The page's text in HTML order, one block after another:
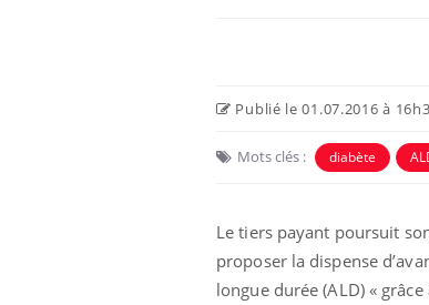
Publié le 01.07.2016 à
Mots clés : diabète
Le tiers payant poursuit
proposer la dispense
longue durée (ALD) «